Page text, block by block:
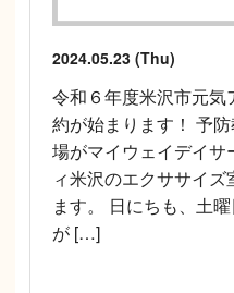
2024.05.23 (Thu)
令和６年度米沢市元
約が始まります！ 予
場がマイウェイデイサ
ィ米沢のエクササイ
ます。 日にちも、土
が […]